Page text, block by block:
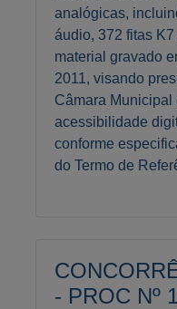
analógicas,
áudio, 372 fitas
material gravado
2011, visando
Câmara Municipal
acessibilidade
conforme
do Termo de
- PROC Nº